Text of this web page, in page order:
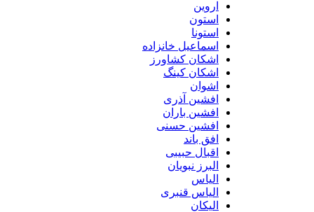
اسماعیل خانزاده
اشکان کشاورز
اشکان کینگ
افشین آذری
افشین باران
افشین حسنی
افق باند
اقبال حبیبی
البرز نبویان
الیاس قنبرى